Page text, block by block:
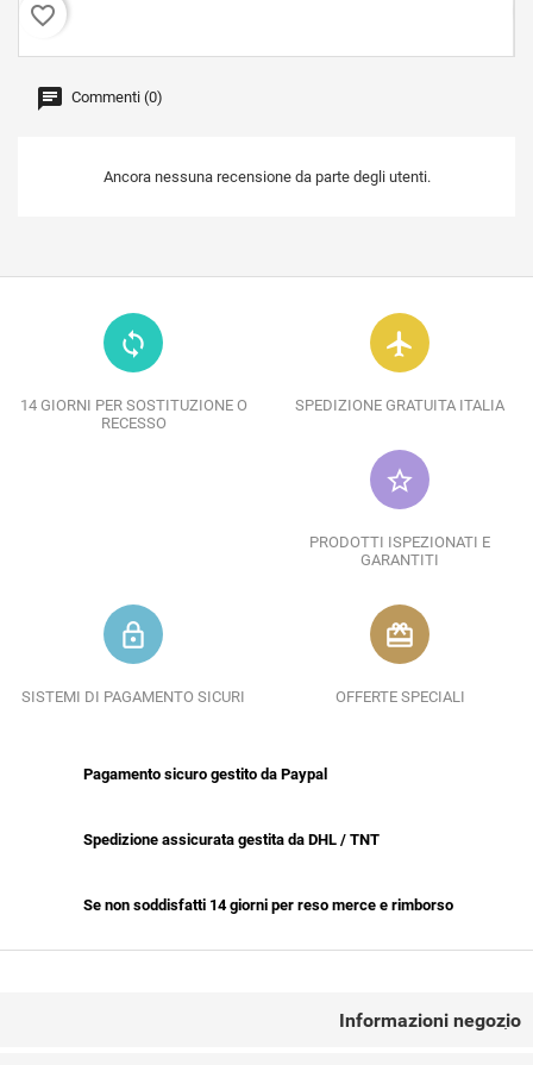
favorite_border
Commenti (0)
Ancora nessuna recensione da parte degli utenti.
loop
14 GIORNI PER SOSTITUZIONE O
RECESSO
flight
SPEDIZIONE GRATUITA ITALIA
star_border
PRODOTTI ISPEZIONATI E
GARANTITI
lock_outline
SISTEMI DI PAGAMENTO SICURI
redeem
OFFERTE SPECIALI
Pagamento sicuro gestito da Paypal
Spedizione assicurata gestita da DHL / TNT
Se non soddisfatti 14 giorni per reso merce e rimborso

Informazioni negozio